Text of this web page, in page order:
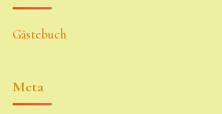
Gästebuch
Meta